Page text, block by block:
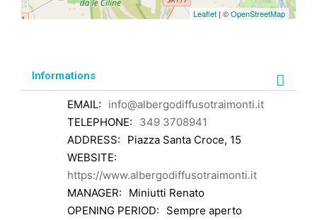
Informations
EMAIL:
info@albergodiffusotraimonti.it
TELEPHONE:
349 3708941
ADDRESS:
Piazza Santa Croce, 15
WEBSITE:
https://www.albergodiffusotraimonti.it
MANAGER:
Miniutti Renato
OPENING PERIOD:
Sempre aperto
Leaflet | ©OpenStreetMap